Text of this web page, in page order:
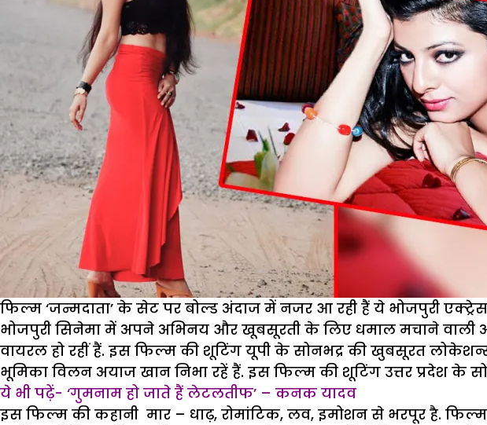
फिल्म ‘जन्मदाता’ के सेट पर बोल्ड अंदाज में नजर आ रही हैं ये भोजपुरी
भोजपुरी सिनेमा में अपने अभिनय और खूबसूरती के लिए धमाल मचाने वाली
वायरल हो रहीं हैं. इस फिल्म की शूटिंग यूपी के सोनभद्र की खुबसूरत
भूमिका विलन अयाज खान निभा रहें हैं. इस फिल्म की शूटिंग उत्तर प्रदेश के
ये भी पढ़ें- ‘गुमनाम हो जाते हैं लेटलतीफ’ – कनक यादव
इस फिल्म की कहानी मार – धाढ़, रोमांटिक, लव, इमोशन से भरपूर है. फिल्म